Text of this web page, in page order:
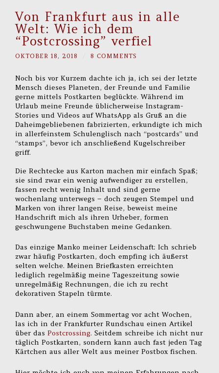
Von Frankfurt aus in alle
Welt: Wie ich dem
“Postcrossing” verfiel
OKTOBER 18, 2018 8 COMMENTS
Noch bis vor Kurzem dachte ich ja, ich sei der letzte
Mensch dieses Planeten, der Freunde und Familie
gerne mittels Postkarten beglückte. Während im
Urlaub meine Freunde üblicherweise Instagram-
Stories und Videos auf WhatsApp als Gruß an die
Daheimgebliebenen fabrizierten, erkundigte ich mich
in allerfeinstem Schulenglisch nach “postcards” und
“stamps”, bevor ich anschließend Kugelschreiber
griff.
Die Rechtecke aus Karton machen mir einfach Spaß;
sie sind zwar ein wenig aufwendiger zu erstellen,
fassen recht wenig Inhalt und sind gerne
wochenlang unterwegs – doch zeugen Stempel und
Marken von ihrer langen Reise, beweist meine
Handschrift mich als ihren Urheber, formen
geschwungene Buchstaben meine Gedanken.
Das einzige Manko meiner Leidenschaft: Ich schrieb
zwar häufig Postkarten, doch empfing ich äußerst
selten welche. Meinen Briefkasten erreichten
lediglich regelmäßig meine Tageszeitung sowie
unregelmäßig Rechnungen, die ich zu recht
dekorativen Stapeln türmte.
Dann aber, an einem Sommertag vor acht Wochen,
las ich in der Frankfurter Rundschau einen Artikel
über dasPostcrossing. Seitdem schreibe ich nicht nur
täglich Postkarten, sondern kann auch fast jeden Tag
Kärtchen aus aller Welt aus meiner Postbox fischen.